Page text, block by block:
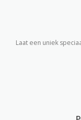
Laat een uniek